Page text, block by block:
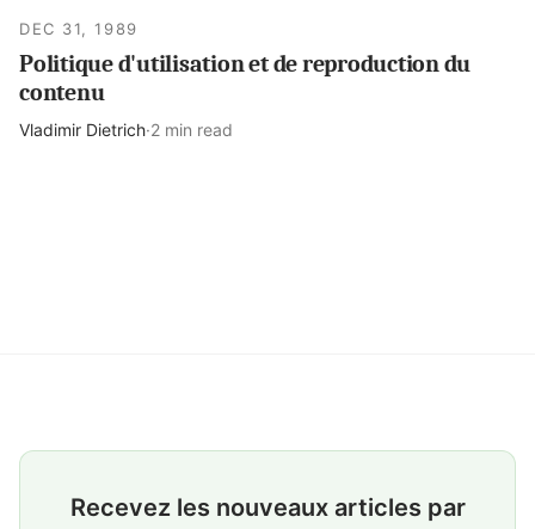
DEC 31, 1989
Politique d'utilisation et de reproduction du
contenu
Vladimir Dietrich·2 min read
Recevez les nouveaux articles par